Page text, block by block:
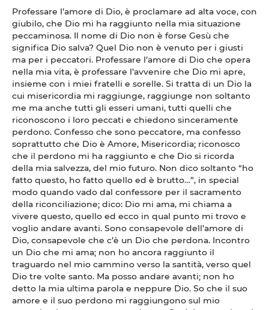
Professare l’amore di Dio, è proclamare ad alta voce, con
giubilo, che Dio mi ha raggiunto nella mia situazione
peccaminosa. Il nome di Dio non è forse Gesù che
significa Dio salva? Quel Dio non è venuto per i giusti
ma per i peccatori. Professare l’amore di Dio che opera
nella mia vita, è professare l’avvenire che Dio mi apre,
insieme con i miei fratelli e sorelle. Si tratta di un Dio la
cui misericordia mi raggiunge, raggiunge non soltanto
me ma anche tutti gli esseri umani, tutti quelli che
riconoscono i loro peccati e chiedono sinceramente
perdono. Confesso che sono peccatore, ma confesso
soprattutto che Dio è Amore, Misericordia; riconosco
che il perdono mi ha raggiunto e che Dio si ricorda
della mia salvezza, del mio futuro. Non dico soltanto “ho
fatto questo, ho fatto quello ed è brutto…”, in special
modo quando vado dal confessore per il sacramento
della riconciliazione; dico: Dio mi ama, mi chiama a
vivere questo, quello ed ecco in qual punto mi trovo e
voglio andare avanti. Sono consapevole dell’amore di
Dio, consapevole che c’è un Dio che perdona. Incontro
un Dio che mi ama; non ho ancora raggiunto il
traguardo nel mio cammino verso la santità, verso quel
Dio tre volte santo. Ma posso andare avanti; non ho
detto la mia ultima parola e neppure Dio. So che il suo
amore e il suo perdono mi raggiungono sul mio